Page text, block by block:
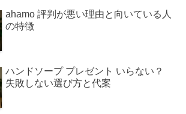
ahamo 評判が悪い理由と向いている人
の特徴
ハンドソープ プレゼント いらない？
失敗しない選び方と代案